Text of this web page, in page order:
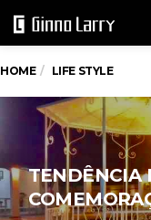
HOME LIFE STYLE
TENDÊNCIA